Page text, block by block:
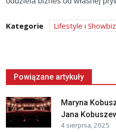
Kategorie Lifestyle i
Powiązane artykuły
Maryna
Jana
4 sierpnia, 2025